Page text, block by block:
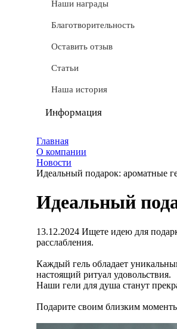
Доставка
Условные обозначения
Документы
Обмен и возврат
Частые вопросы
Наши награды
Благотворительность
Оставить отзыв
Статьи
Наша история
Информация
Мы используем cookie
Удаление аккаунта
Главная
О компании
Новости
Идеальный подарок: ароматные
Идеальный
13.12.2024 Ищете идею для
расслабления.
Каждый гель обладает
настоящий ритуал удовольствия.
Наши гели для душа станут
Подарите своим близким